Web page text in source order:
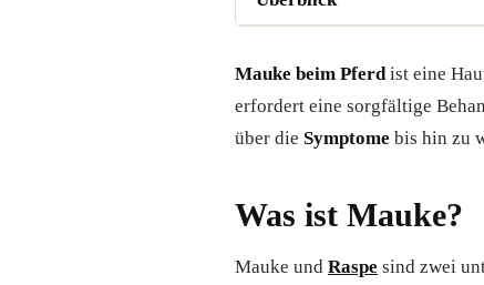
Mauke beim Pferdist eine
erfordert eine sorgfältige
über die Symptome bis hin zu
Was ist Mauke?
Mauke und Raspe sind zwei